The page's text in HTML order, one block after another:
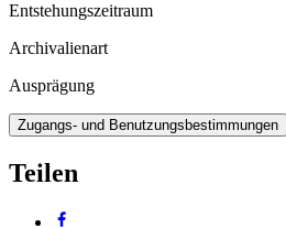
Entstehungszeitraum
Archivalienart
Ausprägung
Zugangs- und Benutzungsbestimmungen
Teilen